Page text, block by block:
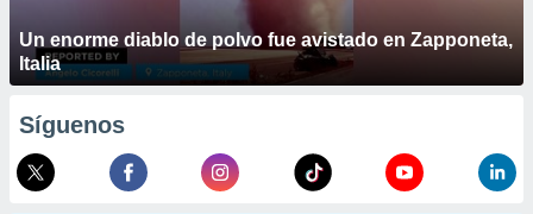
Un enorme diablo de polvo fue avistado en Zapponeta,
Italia
Síguenos